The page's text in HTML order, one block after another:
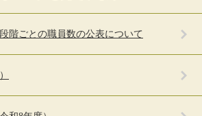
階ごとの職員数の公表について